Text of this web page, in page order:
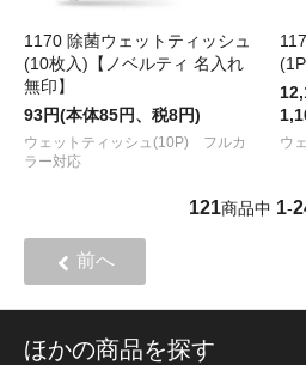
1170 除菌ウェットティッシュ
(10枚入)【ノベルティ 名入れ
無印】
93円(本体85円、税8円)
ウェットティッシュ(10P) フルカ
ラー対応
ウ
121商品中 1-
前へ
ほかの商品を探す